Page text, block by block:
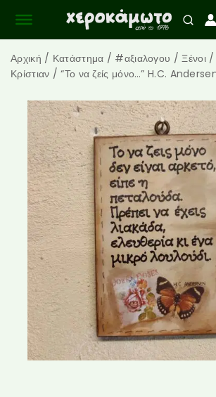
Αρχική / Κατάστημα / #αξιαλογου / Ξένοι /
Κρίστιαν / “Το να ζείς μόνο…” H.C.